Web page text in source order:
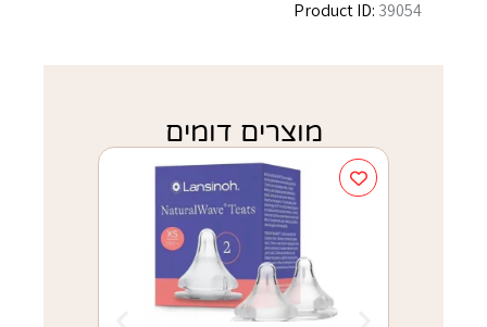
Product ID: 39054
מוצרים דומים